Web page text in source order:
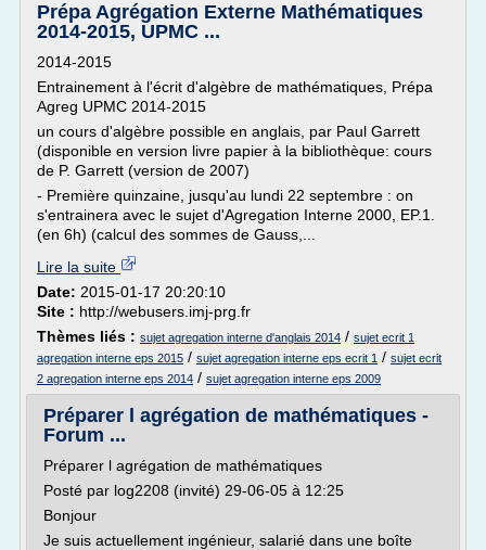
Prépa Agrégation Externe Mathématiques
2014-2015, UPMC ...
2014-2015
Entrainement à l'écrit d'algèbre de mathématiques, Prépa
Agreg UPMC 2014-2015
un cours d'algèbre possible en anglais, par Paul Garrett
(disponible en version livre papier à la bibliothèque: cours
de P. Garrett (version de 2007)
- Première quinzaine, jusqu'au lundi 22 septembre : on
s'entrainera avec le sujet d'Agregation Interne 2000, EP.1.
(en 6h) (calcul des sommes de Gauss,...
Lire la suite
Date: 2015-01-17 20:20:10
Site : http://webusers.imj-prg.fr
Thèmes liés : sujet agregation interne d'anglais 2014 / sujet ecrit 1
agregation interne eps 2015 / sujet agregation interne eps ecrit 1 / sujet ecrit
2 agregation interne eps 2014 / sujet agregation interne eps 2009
Préparer l agrégation de mathématiques -
Forum ...
Préparer l agrégation de mathématiques
Posté par log2208 (invité) 29-06-05 à 12:25
Bonjour
Je suis actuellement ingénieur, salarié dans une boîte